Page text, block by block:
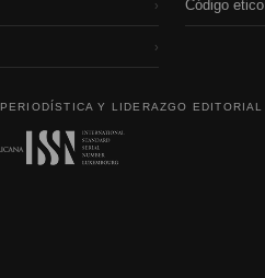
›
›
Código etico
Y LIDERAZGO EDITORIAL